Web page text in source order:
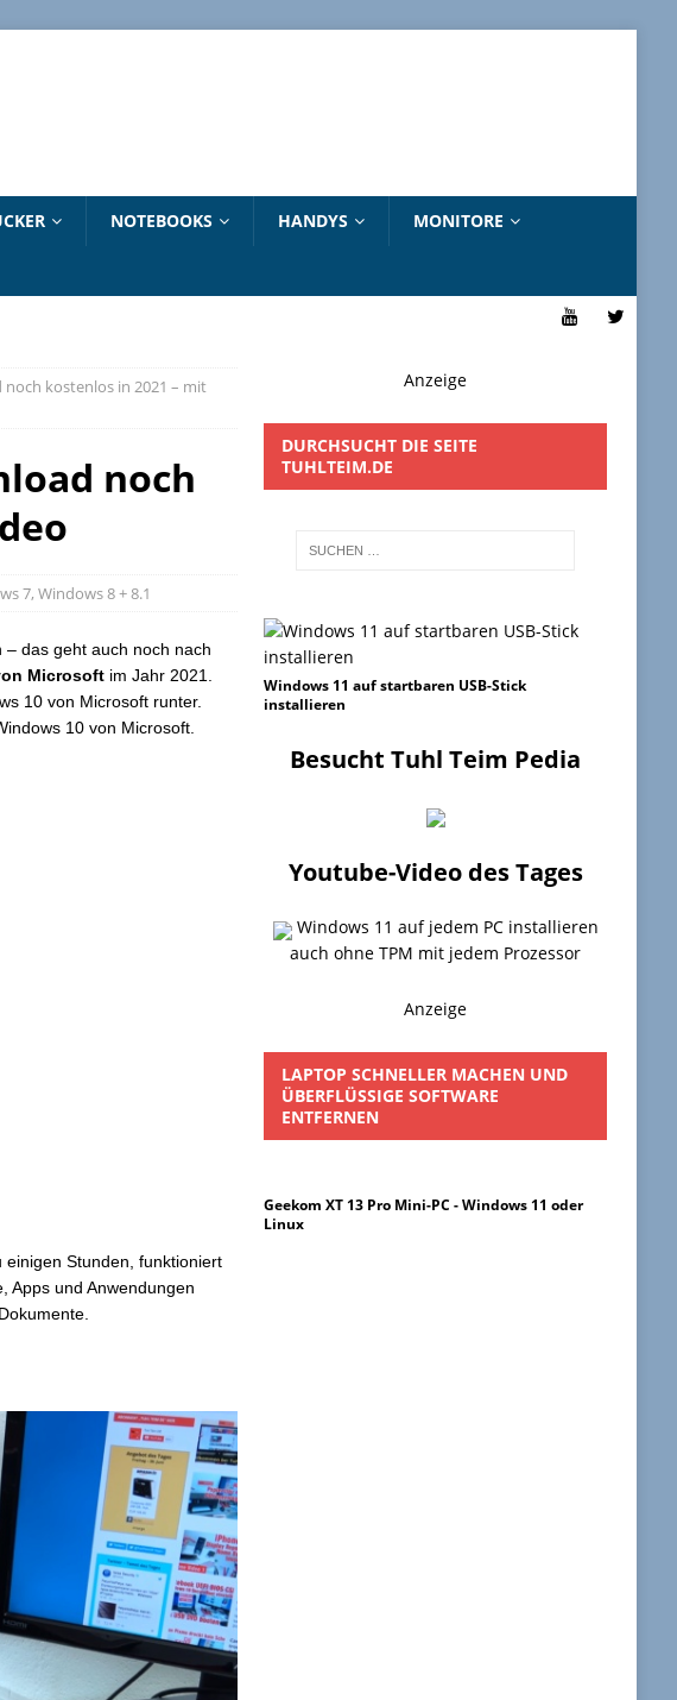
NOTEBOOKS HANDYS MONITORE
kostenlos in 2021 – mit
noch
7,Windows 8 + 8.1
das geht auch noch nach
Microsoft im Jahr 2021.
10 von Microsoft runter.
10 von Microsoft.
Stunden, funktioniert
Apps und Anwendungen
Anzeige
DURCHSUCHT DIE SEITE
TUHLTEIM.DE
Windows 11 auf startbaren USB-Stick
installieren
Besucht Tuhl Teim Pedia
Youtube-Video des Tages
Windows 11 auf jedem PC installieren
auch ohne TPM mit jedem Prozessor
Anzeige
LAPTOP SCHNELLER MACHEN UND
ÜBERFLÜSSIGE SOFTWARE
ENTFERNEN
Geekom XT 13 Pro Mini-PC - Windows 11 oder
Linux